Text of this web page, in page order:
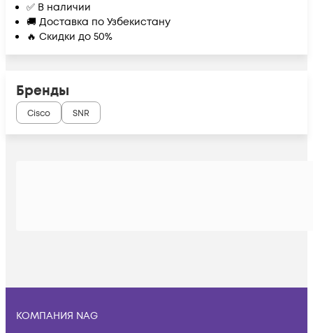
✅ В наличии
🚚 Доставка по Узбекистану
🔥 Скидки до 50%
Бренды
Cisco SNR
КОМПАНИЯ NAG